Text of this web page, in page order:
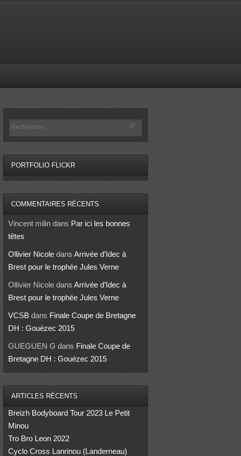
PORTFOLIO FLICKR
COMMENTAIRES RÉCENTS
Vincent milindans Par ici les bonnes
têtes
Ollivier Nicoledans Arrivée d’Idec à
Brest pour le trophée Jules Verne
Ollivier Nicoledans Arrivée d’Idec à
Brest pour le trophée Jules Verne
VCSBdans Finale Coupe de Bretagne
DH : Gouézec 2015
GUEGUEN G dans Finale Coupe de
Bretagne DH : Gouézec 2015
ARTICLES RÉCENTS
Breizh Bodyboard Tour 2023 Le Petit
Minou
Tro Bro Leon 2022
Cyclo Cross Lanrinou (Landerneau)